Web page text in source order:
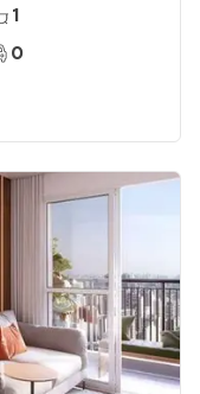
1
0